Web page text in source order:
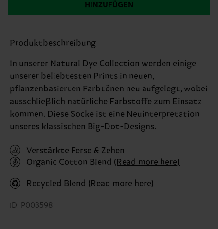
HINZUFÜGEN
Produktbeschreibung
In unserer Natural Dye Collection werden einige
unserer beliebtesten Prints in neuen,
pflanzenbasierten Farbtönen neu aufgelegt, wobei
ausschließlich natürliche Farbstoffe zum Einsatz
kommen. Diese Socke ist eine Neuinterpretation
unseres klassischen Big-Dot-Designs.
Verstärkte Ferse & Zehen
Organic Cotton Blend (Read more here)
Recycled Blend (Read more here)
ID: P003598